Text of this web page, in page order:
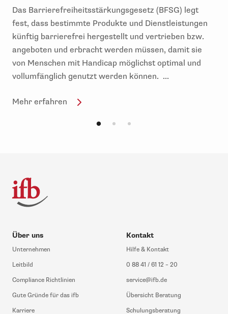
Das Barrierefreiheitsstärkungsgesetz (BFSG) legt
fest, dass bestimmte Produkte und Dienstleistungen
künftig barrierefrei hergestellt und vertrieben bzw.
angeboten und erbracht werden müssen, damit sie
von Menschen mit Handicap möglichst optimal und
vollumfänglich genutzt werden können. ...
Mehr erfahren
Über uns
Unternehmen
Leitbild
Compliance Richtlinien
Gute Gründe für das ifb
Karriere
Kontakt
Hilfe & Kontakt
0 88 41 / 61 12 – 20
service@ifb.de
Übersicht Beratung
Schulungsberatung